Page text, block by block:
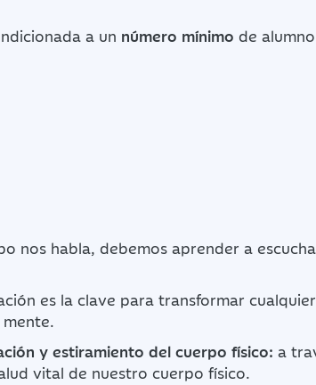
a un número mínimo de
nos habla, debemos aprender a
es la clave para transformar
y estiramiento del cuerpo físico: a
vital de nuestro cuerpo físico.